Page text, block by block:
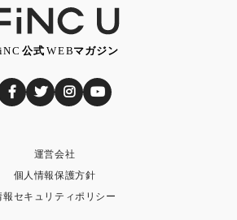
運営会社
個人情報保護方針
報セキュリティポリシー